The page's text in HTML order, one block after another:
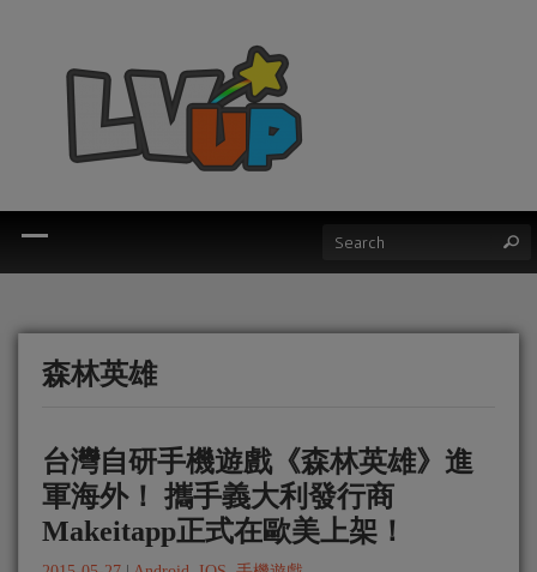
森林英雄
台灣自研手機遊戲《森林英雄》進
軍海外！ 攜手義大利發行商
Makeitapp正式在歐美上架！